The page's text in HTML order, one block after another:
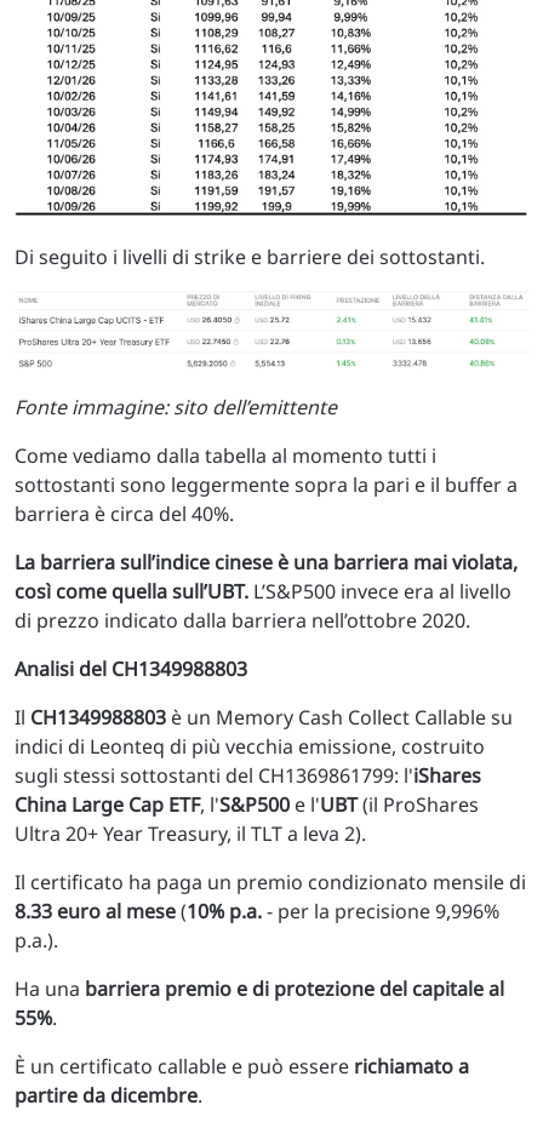
Di seguito i livelli di strike e barriere dei sottostanti.
Fonte immagine: sito dell’emittente
Come vediamo dalla tabella al momento tutti i
sottostanti sono leggermente sopra la pari e il buffer a
barriera è circa del 40%.
La barriera sull’indice cinese è una barriera mai violata,
così come quella sull’UBT. L’S&P500 invece era al livello
di prezzo indicato dalla barriera nell’ottobre 2020.
Analisi del CH1349988803
Il CH1349988803 è un Memory Cash Collect Callable su
indici di Leonteq di più vecchia emissione, costruito
sugli stessi sottostanti del CH1369861799: l'iShares
China Large Cap ETF, l'S&P500 e l'UBT(il ProShares
Ultra 20+ Year Treasury, il TLT a leva 2).
Il certificato ha paga un premio condizionato mensile di
8.33 euro al mese(10% p.a.- per la precisione 9,996%
p.a.).
Ha una barriera premio e di protezione del capitale al
55%.
È un certificato callable e può essere richiamato a
partire da dicembre.